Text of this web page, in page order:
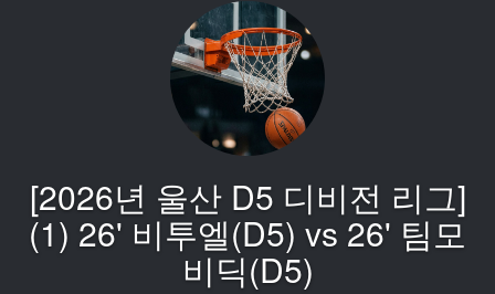
[2026년 울산 D5 디비전 리그]
(1) 26' 비투엘(D5) vs 26' 팀모
비딕(D5)